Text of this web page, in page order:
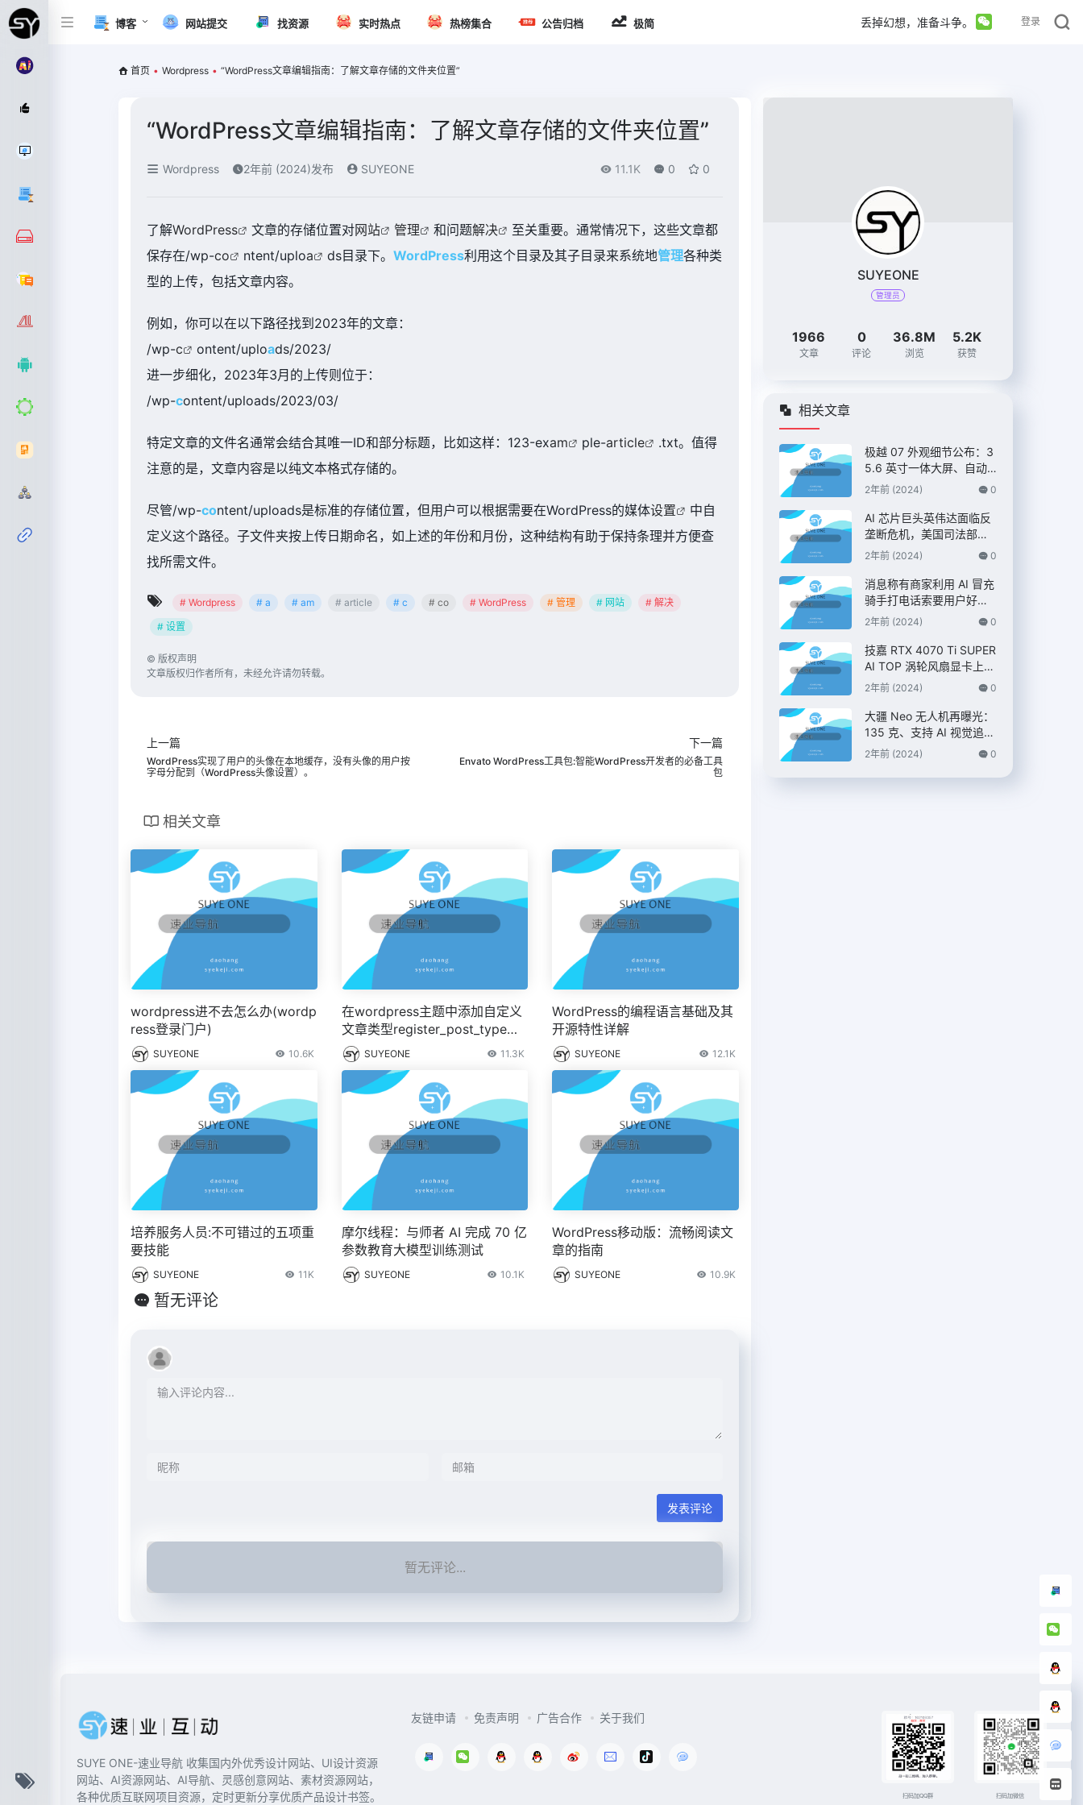
博客 网站提交 找资源 实时热点 热榜集合 公告归档 极简 丢掉幻想，准备斗争。 登录
首页 • Wordpress • “WordPress文章编辑指南：了解文章存储的文件夹位置”
“WordPress文章编辑指南：了解文章存储的文件夹位置”
Wordpress 2年前 (2024)发布 SUYEONE 11.1K 0 0
了解WordPress 文章的存储位置对网站 管理 和问题解决
至关重要。通常情况下，这些文章都
保存在/wp-co ntent/uploa ds目录下。 WordPress利用这个目录及其子目录来系统地管理各种类
型的上传，包括文章内容。
例如，你可以在以下路径找到2023年的文章：
/wp-c ontent/uploads/2023/
进一步细化，2023年3月的上传则位于：
/wp-content/uploads/2023/03/
特定文章的文件名通常会结合其唯一ID和部分标题，比如这样：123-exam ple-article
.txt。值得
注意的是，文章内容是以纯文本格式存储的。
尽管/wp-content/uploads是标准的存储位置，但用户可以根据需要在WordPress的媒体设置
中自
定义这个路径。子文件夹按上传日期命名，如上述的年份和月份，这种结构有助于保持条理并方便查
找所需文件。
# Wordpress # a # am # article # c # co # WordPress # 管理 # 网站
# 解决
# 设置
© 版权声明
文章版权归作者所有，未经允许请勿转载。
上一篇
WordPress实现了用户的头像在本地缓存，没有头像的用户按
字母分配到（WordPress头像设置）。
下一篇
Envato WordPress工具包:智能WordPress开发者的必备工具
包
相关文章
wordpress进不去怎么办(wordp
ress登录门户)
SUYEONE 10.6K
在wordpress主题中添加自定义
文章类型register_post_type和
分类教程(WordPress文章类
型)。
SUYEONE 11.3K
WordPress的编程语言基础及其
开源特性详解
SUYEONE 12.1K
培养服务人员:不可错过的五项重
要技能
SUYEONE 11K
摩尔线程：与师者 AI 完成 70 亿
参数教育大模型训练测试
SUYEONE 10.1K
WordPress移动版：流畅阅读文
章的指南
SUYEONE 10.9K
暂无评论
发表评论
暂无评论...
SUYEONE
管理员
1966
文章
0
评论
36.8M
浏览
5.2K
获赞
相关文章
极越 07 外观细节公布：3
5.6 英寸一体大屏、自动
升降尾翼，定位 C 级纯电
2年前 (2024) 0
AI 芯片巨头英伟达面临反
垄断危机，美国司法部双
管齐下展开调查 – IT之家
2年前 (2024) 0
消息称有商家利用 AI 冒充
骑手打电话索要用户好
评，“平台考核”、“高温补
2年前 (2024) 0
技嘉 RTX 4070 Ti SUPER
AI TOP 涡轮风扇显卡上
市，7399 元
2年前 (2024) 0
大疆 Neo 无人机再曝光：
135 克、支持 AI 视觉追踪
和 4K 视频录制，预估本
2年前 (2024) 0
SUYE ONE-速业导航 收集国内外优秀设计网站、UI设计资源
网站、AI资源网站、AI导航、灵感创意网站、素材资源网站，
各种优质互联网项目资源，定时更新分享优质产品设计书签。
友链申请 免责声明 广告合作 关于我们
扫码加QQ群 扫码加微信